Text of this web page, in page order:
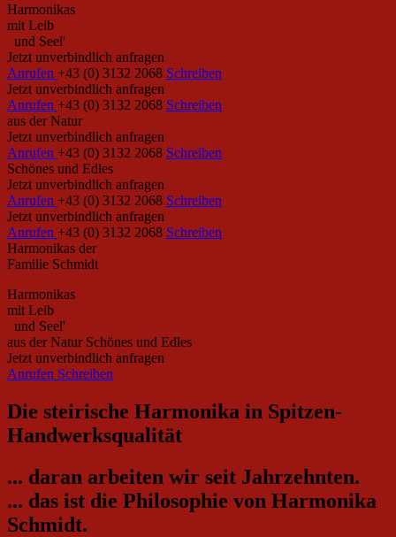
Harmonikas
mit Leib
und Seel'
Jetzt unverbindlich anfragen
Anrufen +43 (0) 3132 2068 Schreiben
Jetzt unverbindlich anfragen
Anrufen +43 (0) 3132 2068 Schreiben
aus der Natur
Jetzt unverbindlich anfragen
Anrufen +43 (0) 3132 2068 Schreiben
Schönes und Edles
Jetzt unverbindlich anfragen
Anrufen +43 (0) 3132 2068 Schreiben
Jetzt unverbindlich anfragen
Anrufen +43 (0) 3132 2068 Schreiben
Harmonikas der
Familie Schmidt
Harmonikas
mit Leib
und Seel'
aus der Natur Schönes und Edles
Jetzt unverbindlich anfragen
Anrufen Schreiben
Die steirische Harmonika in Spitzen-
Handwerksqualität
... daran arbeiten wir seit Jahrzehnten.
... das ist die Philosophie von Harmonika
Schmidt.